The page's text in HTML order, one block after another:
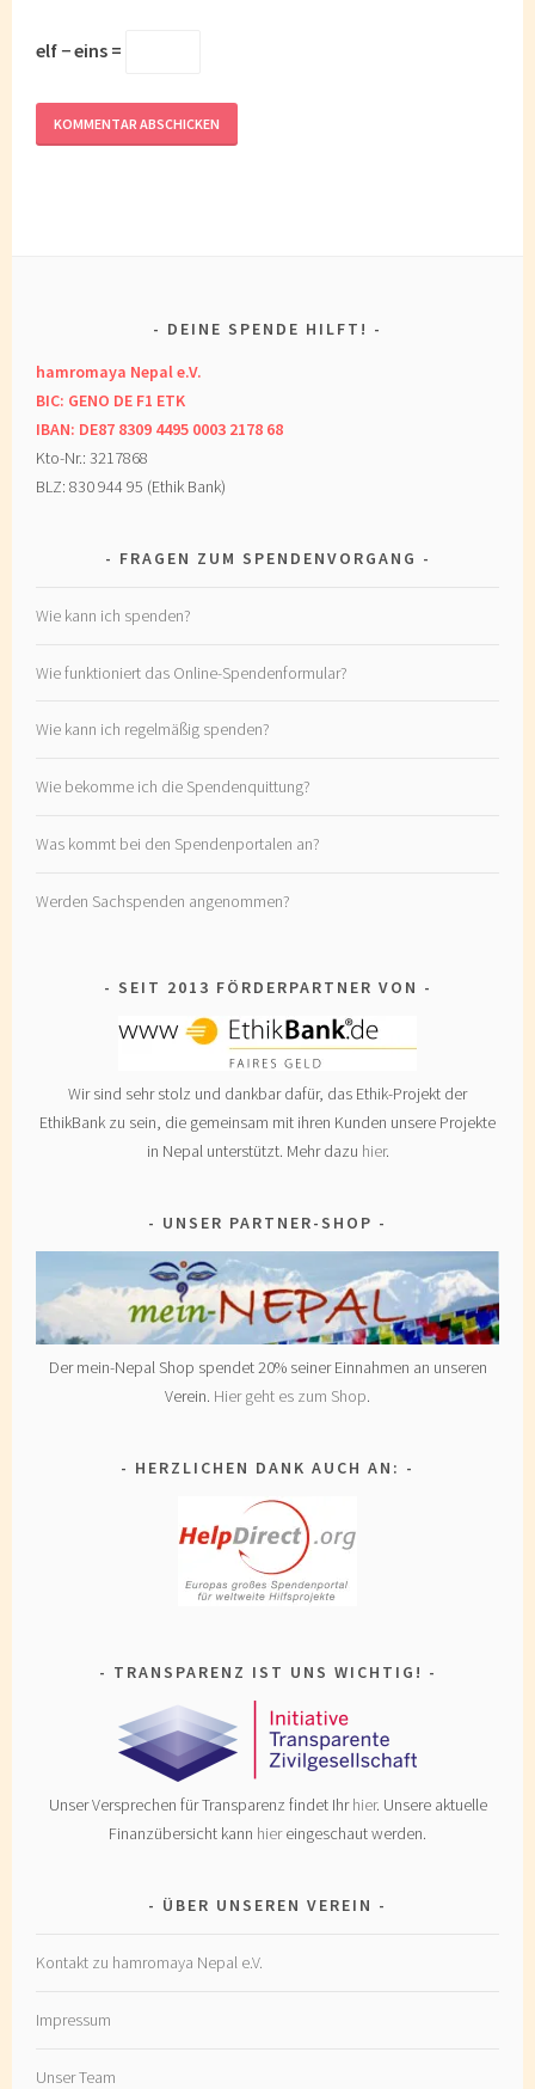
elf − eins =
DEINE SPENDE HILFT!
hamromaya Nepal e.V.
BIC: GENO DE F1 ETK
IBAN: DE87 8309 4495 0003 2178 68
Kto-Nr.: 3217868
BLZ: 830 944 95 (Ethik Bank)
FRAGEN ZUM SPENDENVORGANG
Wie kann ich spenden?
Wie funktioniert das Online-Spendenformular?
Wie kann ich regelmäßig spenden?
Wie bekomme ich die Spendenquittung?
Was kommt bei den Spendenportalen an?
Werden Sachspenden angenommen?
SEIT 2013 FÖRDERPARTNER VON
Wir sind sehr stolz und dankbar dafür, das Ethik-Projekt der
EthikBank zu sein, die gemeinsam mit ihren Kunden unsere Projekte
in Nepal unterstützt. Mehr dazu hier.
UNSER PARTNER-SHOP
Der mein-Nepal Shop spendet 20% seiner Einnahmen an unseren
Verein. Hier geht es zum Shop.
HERZLICHEN DANK AUCH AN:
TRANSPARENZ IST UNS WICHTIG!
Unser Versprechen für Transparenz findet Ihrhier. Unsere aktuelle
Finanzübersicht kann hiereingeschaut werden.
ÜBER UNSEREN VEREIN
Kontakt zu hamromaya Nepal e.V.
Impressum
Unser Team